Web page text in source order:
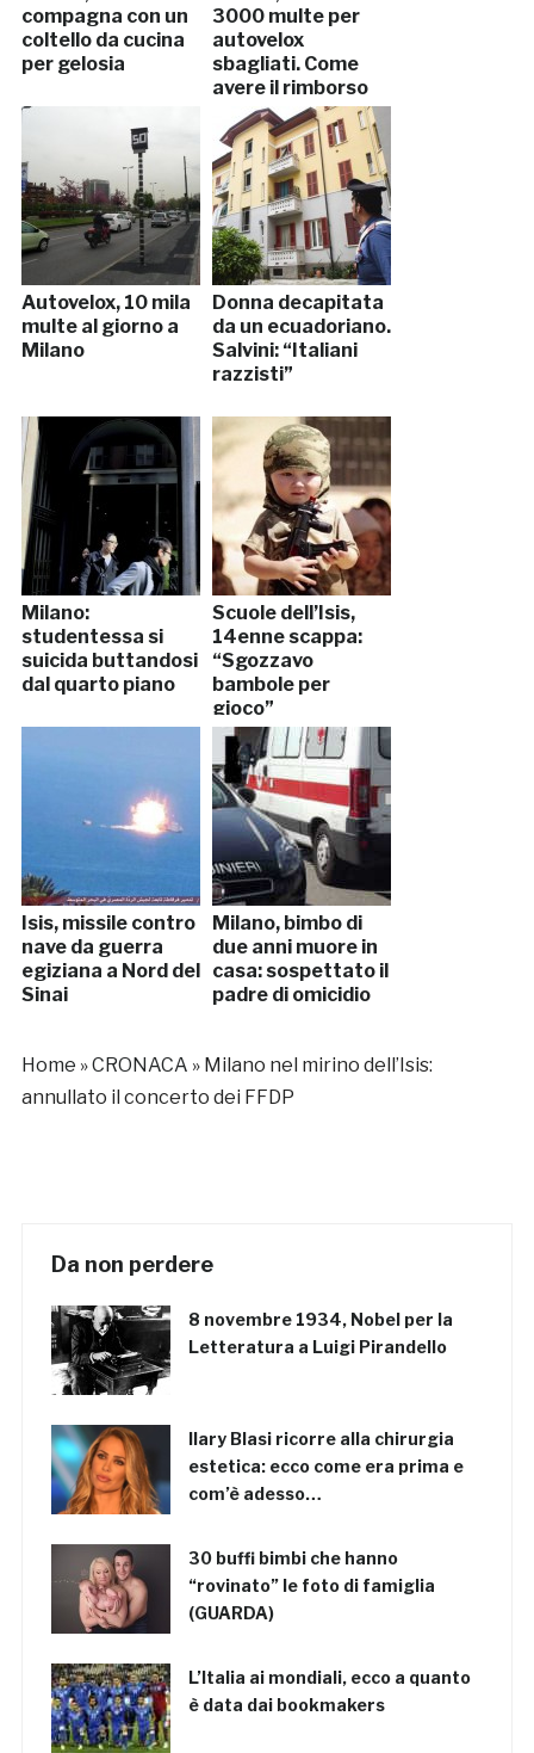
compagna con un
coltello da cucina
per gelosia
3000 multe per
autovelox
sbagliati. Come
avere il rimborso
Autovelox, 10 mila
multe al giorno a
Milano
Donna decapitata
da un ecuadoriano.
Salvini: “Italiani
razzisti”
Milano:
studentessa si
suicida buttandosi
dal quarto piano
Scuole dell’Isis,
14enne scappa:
“Sgozzavo
bambole per
gioco”
Isis, missile contro
nave da guerra
egiziana a Nord del
Sinai
Milano, bimbo di
due anni muore in
casa: sospettato il
padre di omicidio
Home »CRONACA » Milano nel mirino dell’Isis:
annullato il concerto dei FFDP
Da non perdere
8 novembre 1934, Nobel per la
Letteratura a Luigi Pirandello
Ilary Blasi ricorre alla chirurgia
estetica: ecco come era prima e
com’è adesso…
30 buffi bimbi che hanno
“rovinato” le foto di famiglia
(GUARDA)
L’Italia ai mondiali, ecco a quanto
è data dai bookmakers